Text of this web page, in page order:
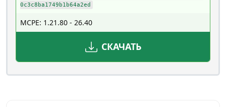
0c3c8ba1749b1b64a2ed
MCPE: 1.21.80 - 26.40
СКАЧАТЬ